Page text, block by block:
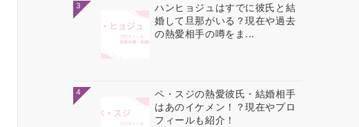
3
ハンヒョジュはすでに彼氏と結
婚して旦那がいる？現在や過去
の熱愛相手の噂をま...
4
ペ・スジの熱愛彼氏・結婚相手
はあのイケメン！？現在やプロ
フィールも紹介！